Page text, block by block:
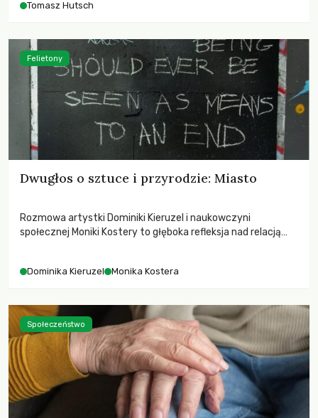
największych katastrof w swoich dziejach.
Tomasz Hutsch
Dwugłos o sztuce i przyrodzie: Miasto
Rozmowa artystki Dominiki Kieruzel i naukowczyni
społecznej Moniki Kostery to głęboka refleksja nad relacją
Dominika Kieruzel Monika Kostera
Felietony
Społeczeństwo